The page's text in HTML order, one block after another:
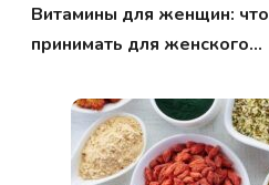
Витамины для женщин: что
принимать для женского